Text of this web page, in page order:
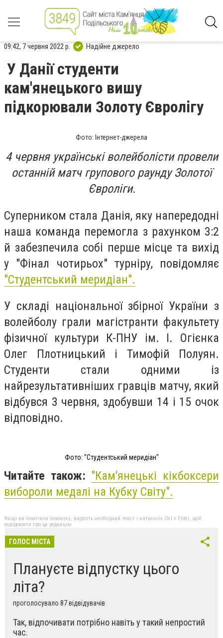
09:42, 7 червня 2022 р. Надійне джерело
У Данії студенти
кам'янецького вишу
підкорювали Золоту Євролігу
Фото: Інтернет-джерела
4 червня українські волейболісти провели
останній матч групового раунду Золотої
Євроліги.
Суперником стала Данія, яку напередодні
наша команда перемогла з рахунком 3:2
й забезпечила собі перше місце та вихід
у "Фінал чотирьох" турніру, повідомляє
"Студентський меридіан".
У складі національної збірної України з
волейболу грали магістранти факультету
фізичної культури К-ПНУ ім. І. Огієнка
Олег Плотницький і Тимофій Полуян.
Студенти стали одними із
найрезультативніших гравців матчу, який
відбувся 3 червня, здобувши 14 і 15 очок
відповідно.
Фото: "Студентський меридіан"
Читайте також: "Кам'янецькі кікбоксери
вибороли медалі на Кубку Світу".
Якщо ви помітили помилку, виділіть необхідний текст і натисніть Ctrl + Enter, щоб
повідомити про це редакцію
ГОЛОС МІСТА
Плануєте відпустку цього
літа?
проголосувало 87 відвідувачів
Так, відпочивати потрібно навіть у такий непростий
час.